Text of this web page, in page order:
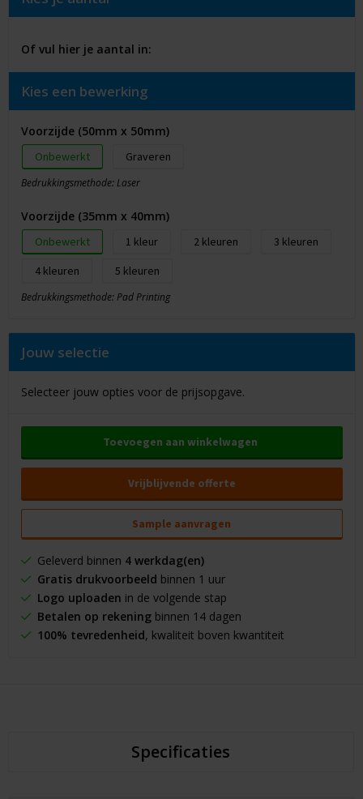
Of vul hier je aantal in:
Kies een bewerking
Voorzijde (50mm x 50mm)
Onbewerkt Graveren
Bedrukkingsmethode: Laser
Voorzijde (35mm x 40mm)
Onbewerkt 1 2
3
4
5
Bedrukkingsmethode: Pad Printing
Jouw selectie
Selecteer jouw opties voor de prijsopgave.
Toevoegen aan winkelwagen
Vrijblijvende offerte
Sample aanvragen
Geleverd binnen 4 werkdag(en)
Gratis drukvoorbeeld binnen 1 uur
Logo uploaden in de volgende stap
Betalen op rekeningbinnen 14 dagen
100% tevredenheid, kwaliteit boven kwantiteit
Specificaties